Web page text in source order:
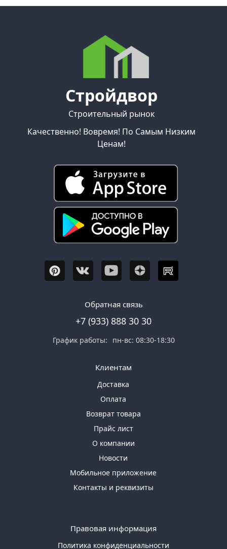
Стройдвор
Строительный рынок
Качественно! Вовремя! По Самым Низким
Ценам!
Обратная связь
+7 (933) 888 30 30
График работы: пн-вс: 08:30-18:30
Клиентам
Доставка
Оплата
Возврат товара
Прайс лист
О компании
Новости
Мобильное приложение
Контакты и реквизиты
Правовая информация
Политика конфиденциальности